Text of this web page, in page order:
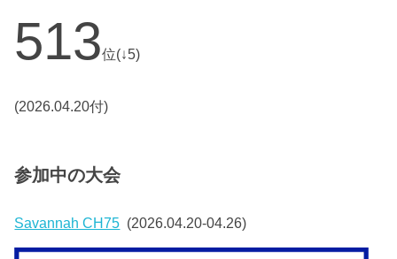
513位(↓5)
(2026.04.20付)
参加中の大会
Savannah CH75 (2026.04.20-04.26)